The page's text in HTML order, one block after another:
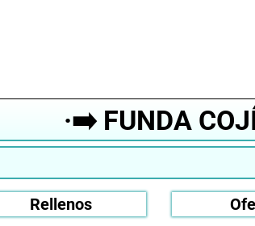
·➡️ FUNDA
Rellenos